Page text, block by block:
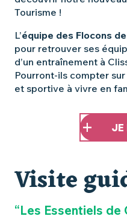
Tourisme !
L’équipe des Flocons
pour retrouver ses
d’un entraînement à
Pourront-ils compter
et sportive à vivre en
JE
Visite
“Les Essentiels de